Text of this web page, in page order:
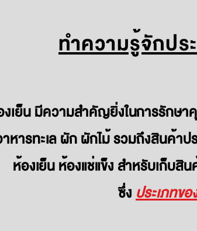
ทำความรู้จักปร
เย็น มีความสำคัญยิ่งในการรักษ
หารทะเล ผัก ผักไม้ รวมถึงสินค้า
ห้องเย็น ห้องแช่แข็ง สำหรับเก็บสิ
ซึ่งประเภทขอ